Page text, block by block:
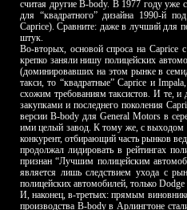
считая другие B-body. В 1977 году уже
для “квадратного” дизайна 1990-й
Caprice). Сравните: даже в лучший для
штук.
Во-вторых, основой спроса на Caprice
крепко заняли нишу полицейских
(доминировавших на этом рынке в
такси, то “квадратные” Caprice и
схожим требованиям таксистов. И те, и
закупками и последнего поколения
версии B-body для General Motors в
ими целый завод. К тому же, с выходом
конкурент, отбирающий часть рынков
продолжал лидировать в рейтингах
признан “Лучшим полицейским
является лишь следствием ухода с
полицейских автомобилей, только
И, наконец, в-третьих: прямым
производства B-body в Арлингтоне